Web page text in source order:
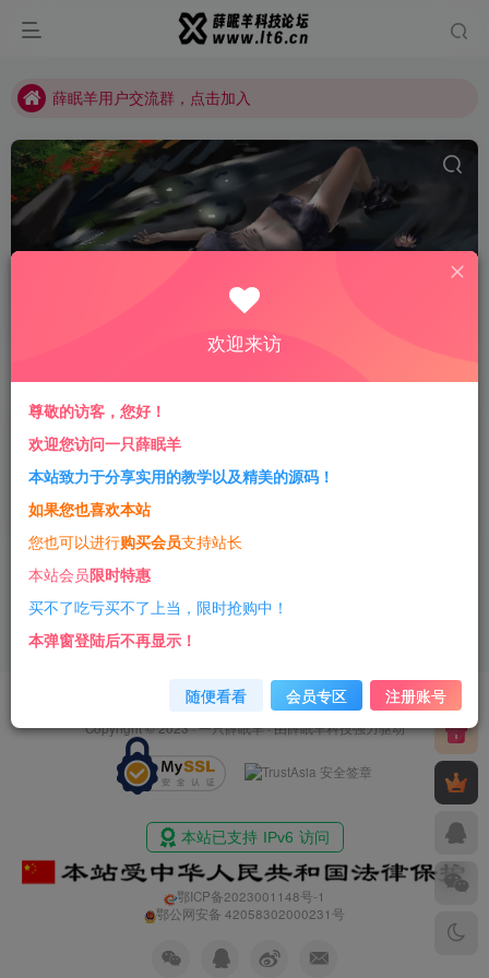
薛眠羊用户交流群，点击加入
薛眠羊用户交流群，点击加入
站点正在整改，如有侵犯您的权益请联系我们
排序 更新 浏览 点赞 评论
付费资源 ￥1.88 精品源码
免责声明 商业合作 净网行动
Copyright © 2023 ·一只薛眠羊· 由薛眠羊科技强力驱动
鄂ICP备2023001148号-1
鄂公网安备 42058302000231号
欢迎来访
尊敬的访客，您好！
欢迎您访问一只薛眠羊
本站致力于分享实用的教学以及精美的源码！
如果您也喜欢本站
您也可以进行购买会员支持站长
本站会员限时特惠
买不了吃亏买不了上当，限时抢购中！
本弹窗登陆后不再显示！
随便看看 会员专区 注册账号